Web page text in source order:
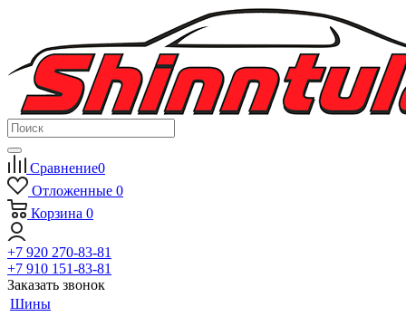
Сравнение0
Отложенные 0
Корзина 0
+7 920 270-83-81
+7 910 151-83-81
Заказать звонок
Шины